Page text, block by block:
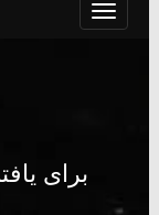
Toggle
برای